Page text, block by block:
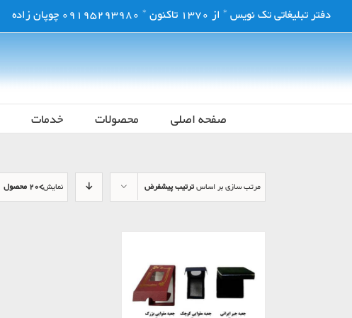
محتوا
دفتر تبلیغاتی تک نویس * از 1370 تاکنون * 09195293980 چوپان زاده
صفحه اصلی محصولات خدمات
مرتب سازی بر اساسترتیب پیشفرض نمایش>20 محصول